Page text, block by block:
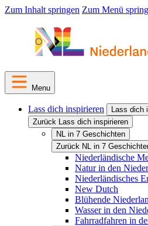
Zum Inhalt springen Zum Menü
Menu
Lass dich inspirieren
Lass dich
Zurück Lass dich inspirieren
NL in 7 Geschichten
Zurück NL in 7
Niederländische
Natur in den
Niederländisches
New Dutch
Blühende
Wasser in den
Fahrradfahren in